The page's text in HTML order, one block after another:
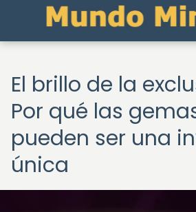
El brillo de la
Por qué las
pueden ser una
única